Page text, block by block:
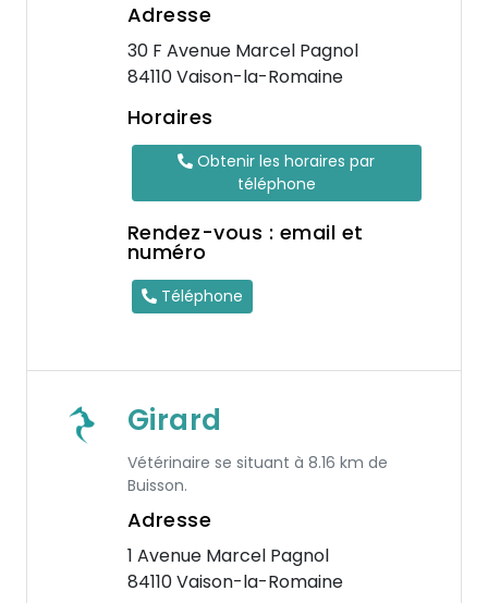
Adresse
30 F Avenue Marcel Pagnol
84110 Vaison-la-Romaine
Horaires
Obtenir les horaires par
téléphone
Rendez-vous : email et
numéro
Téléphone
Girard
Vétérinaire se situant à 8.16 km de
Buisson.
Adresse
1 Avenue Marcel Pagnol
84110 Vaison-la-Romaine